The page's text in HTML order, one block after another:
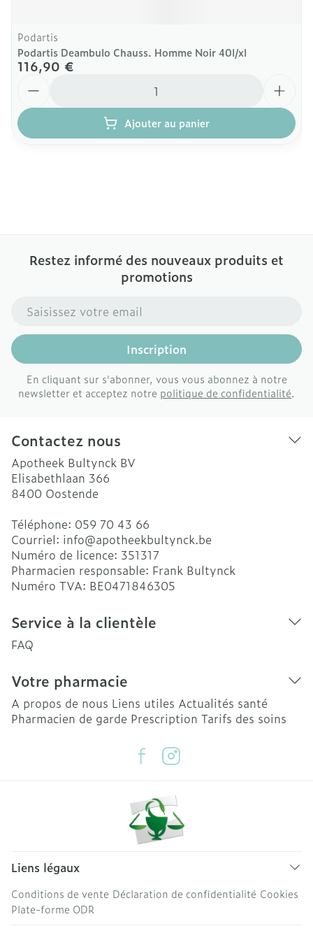
Podartis
Podartis Deambulo Chauss. Homme Noir 40l/xl
116,90 €
Ajouter au panier
Restez informé des nouveaux produits et
promotions
Adresse mail
Inscription
En cliquant sur s'abonner, vous vous abonnez à notre
newsletter et acceptez notre politique de confidentialité.
Contactez nous
Apotheek Bultynck BV
Elisabethlaan 366
8400 Oostende
Téléphone: 059 70 43 66
Courriel: info@apotheekbultynck.be
Numéro de licence: 351317
Pharmacien responsable: Frank Bultynck
Numéro TVA: BE0471846305
Service à la clientèle
FAQ
Votre pharmacie
A propos de nous Liens utiles Actualités santé
Pharmacien de garde Prescription Tarifs des soins
Liens légaux
Conditions de vente Déclaration de confidentialité Cookies
Plate-forme ODR